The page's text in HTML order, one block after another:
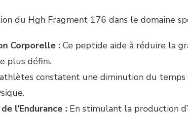
du Hgh Fragment 176 dans le domaine
Corporelle : Ce peptide aide à réduire la
plus défini.
constatent une diminution du
l’Endurance : En stimulant la production